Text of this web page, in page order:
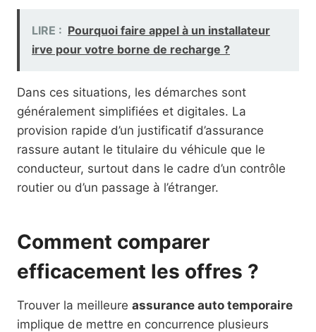
LIRE : Pourquoi faire appel à un installateur
irve pour votre borne de recharge ?
Dans ces situations, les démarches sont
généralement simplifiées et digitales. La
provision rapide d’un justificatif d’assurance
rassure autant le titulaire du véhicule que le
conducteur, surtout dans le cadre d’un contrôle
routier ou d’un passage à l’étranger.
Comment comparer
efficacement les offres ?
Trouver la meilleure assurance auto temporaire
implique de mettre en concurrence plusieurs